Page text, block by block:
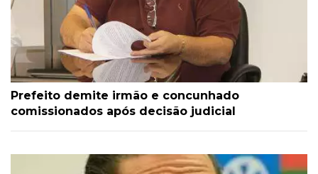
Prefeito demite irmão e concunhado
comissionados após decisão judicial